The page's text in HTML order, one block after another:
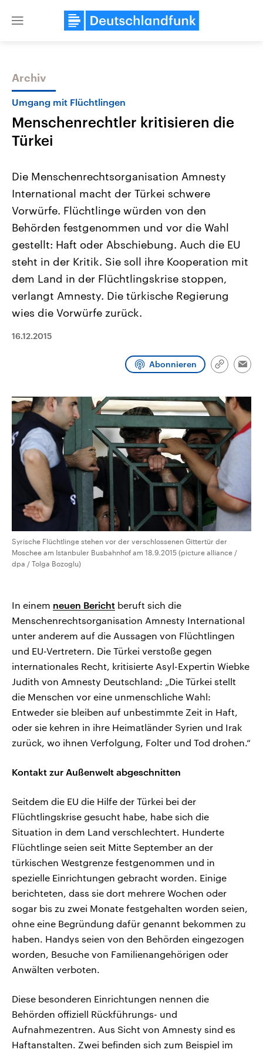
Close
Themen
Landtagswahl Sachsen-Anhalt
2026
Alle Informationen
Sachsen-Anhalt wählt am 6.
September 2026 einen neuen
Landtag. Seit 2021 wird das
Bundesland von einer Koalition aus
Umfragen, Prognosen,
Wahlprogramme, aktuelle Berichte
und Hintergründe zu den Parteien
und Kandidaten der anstehenden
Wahl.
Aktuelle Beiträge,
Hintergründe
Wirtschaftlich und
gehören die Vereinigten
den mächtigsten Ländern
mit großem Einfluss auf
aktuelle Weltgeschehen.
Sendungen Programm Podcasts
Archiv
Umgang mit Flüchtlingen
Menschenrechtler kritisieren die
Türkei
Die Menschenrechtsorganisation Amnesty
International macht der Türkei schwere
Vorwürfe. Flüchtlinge würden von den
Behörden festgenommen und vor die Wahl
gestellt: Haft oder Abschiebung. Auch die EU
steht in der Kritik. Sie soll ihre Kooperation mit
dem Land in der Flüchtlingskrise stoppen,
verlangt Amnesty. Die türkische Regierung
wies die Vorwürfe zurück.
16.12.2015
Abonnieren
Link
Syrische Flüchtlinge stehen vor der verschlossenen Gittertür der
Moschee am Istanbuler Busbahnhof am 18.9.2015 (picture alliance /
dpa / Tolga Bozoglu)
In einem neuen Bericht beruft sich die
Menschenrechtsorganisation Amnesty International
unter anderem auf die Aussagen von Flüchtlingen
und EU-Vertretern. Die Türkei verstoße gegen
internationales Recht, kritisierte Asyl-Expertin Wiebke
Judith von Amnesty Deutschland: „Die Türkei stellt
die Menschen vor eine unmenschliche Wahl:
Entweder sie bleiben auf unbestimmte Zeit in Haft,
oder sie kehren in ihre Heimatländer Syrien und Irak
zurück, wo ihnen Verfolgung, Folter und Tod drohen.“
Kontakt zur Außenwelt abgeschnitten
Seitdem die EU die Hilfe der Türkei bei der
Flüchtlingskrise gesucht habe, habe sich die
Situation in dem Land verschlechtert. Hunderte
Flüchtlinge seien seit Mitte September an der
türkischen Westgrenze festgenommen und in
spezielle Einrichtungen gebracht worden. Einige
berichteten, dass sie dort mehrere Wochen oder
sogar bis zu zwei Monate festgehalten worden seien,
ohne eine Begründung dafür genannt bekommen zu
haben. Handys seien von den Behörden eingezogen
worden, Besuche von Familienangehörigen oder
Anwälten verboten.
Diese besonderen Einrichtungen nennen die
Behörden offiziell Rückführungs- und
Aufnahmezentren. Aus Sicht von Amnesty sind es
Haftanstalten. Zwei befinden sich zum Beispiel im